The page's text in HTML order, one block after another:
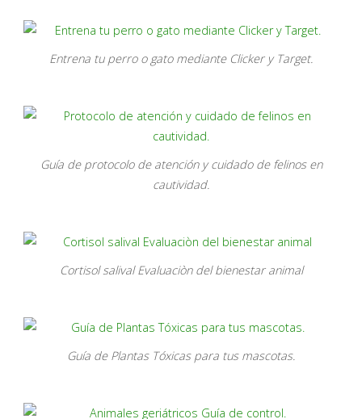
Entrena tu perro o gato mediante Clicker y Target.
Guía de protocolo de atención y cuidado de felinos en
cautividad.
Cortisol salival Evaluaciòn del bienestar animal
Guía de Plantas Tóxicas para tus mascotas.